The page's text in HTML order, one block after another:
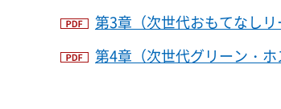
第3章（次世代おもてなしリ
第4章（次世代グリーン・ホ